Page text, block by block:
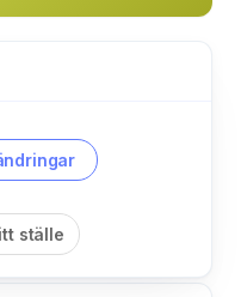
ställe